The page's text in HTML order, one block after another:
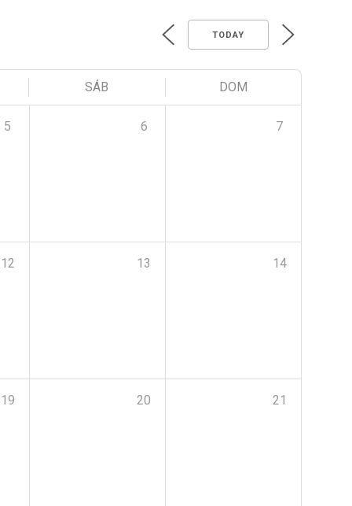
TODAY
SÁB DOM
5 6 7
12 13 14
19 20 21